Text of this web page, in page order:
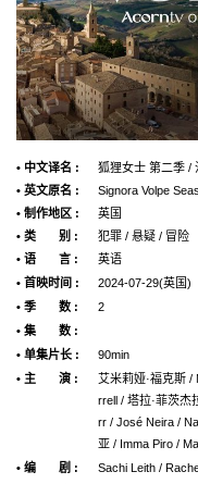
• 中文译名 :
狐狸女士 第二季 /
• 英文原名 :
Signora Volpe
• 制作地区 :
英国
• 类 别 :
犯罪 / 悬疑 / 冒险
• 语 言 :
英语
• 首映时间 :
2024-07-29(英国)
• 季 数 :
2
• 集 数 :
• 单集片长 :
90min
• 主 演 :
艾米莉娅·福克斯 /
rrell / 塔拉·菲茨杰
rr / José Neira /
亚 / Imma Piro /
• 编 剧 :
Sachi Leith /